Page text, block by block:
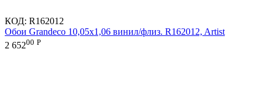
КОД: R162012
Обои Grandeco 10,05х1,06 винил/флиз. R162012, Artist
2 65200 Р